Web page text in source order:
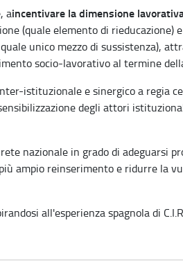
aincentivare la dimensione
(quale elemento di
unico mezzo di sussistenza),
socio-lavorativo al termine
istituzionale e sinergico a regia
degli attori
nazionale in grado di adeguarsi
ampio reinserimento e ridurre la
all'esperienza spagnola di